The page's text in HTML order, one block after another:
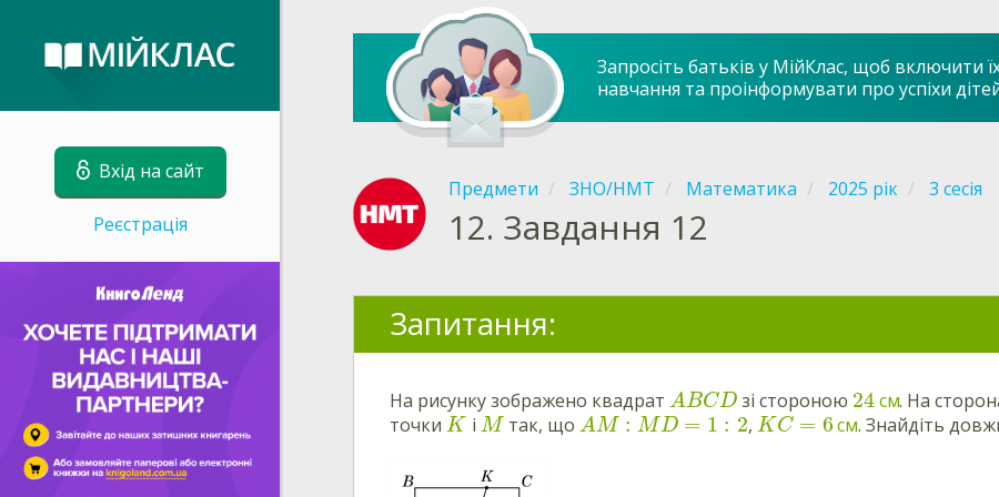
Вхід на сайт
Реєстрація
Запросіть батьків у МійКлас, щоб включити
навчання та проінформувати про успіхи
Предмети ЗНО/НМТ Математика 2025 рік 3 сесія
12. Завдання 12
Запитання:
На рисунку зображено квадрат A BCD зі стороною 24см. На
точки K і Mтак, що A M : M D = 1 : 2,K C = 6см. Знайдіть